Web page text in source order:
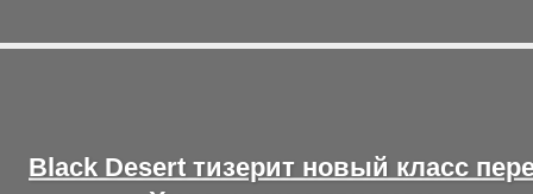
Black Desert тизерит новый класс